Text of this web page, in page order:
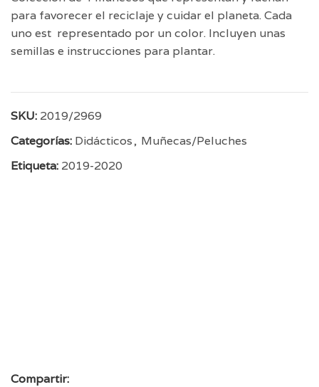
para favorecer el reciclaje y cuidar el planeta. Cada
uno est representado por un color. Incluyen unas
semillas e instrucciones para plantar.
SKU: 2019/2969
Categorías: Didácticos, Muñecas/Peluches
Etiqueta: 2019-2020
Compartir: